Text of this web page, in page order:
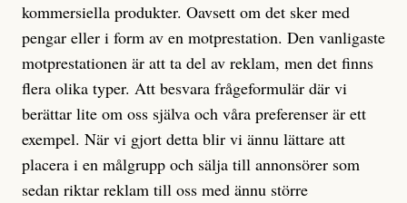
kommersiella produkter. Oavsett om det sker med
pengar eller i form av en motprestation. Den vanligaste
motprestationen är att ta del av reklam, men det finns
flera olika typer. Att besvara frågeformulär där vi
berättar lite om oss själva och våra preferenser är ett
exempel. När vi gjort detta blir vi ännu lättare att
placera i en målgrupp och sälja till annonsörer som
sedan riktar reklam till oss med ännu större